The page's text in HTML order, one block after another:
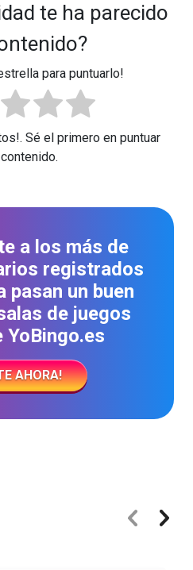
te ha parecido
para puntuarlo!
Sé el primero en puntuar
a los más de
registrados
pasan un buen
de juegos
YoBingo.es
AHORA!